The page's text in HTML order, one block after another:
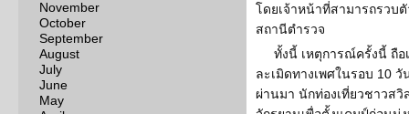
November
October
September
August
July
June
May
โดยเจ้าหน้าที่สามารถรวบ
สถานีตำรวจ
ทั้งนี้ เหตุการณ์ครั้งนี้ ถือ
ละเมิดทางเพศในรอบ 10
ผ่านมา นักท่องเที่ยวชาวส